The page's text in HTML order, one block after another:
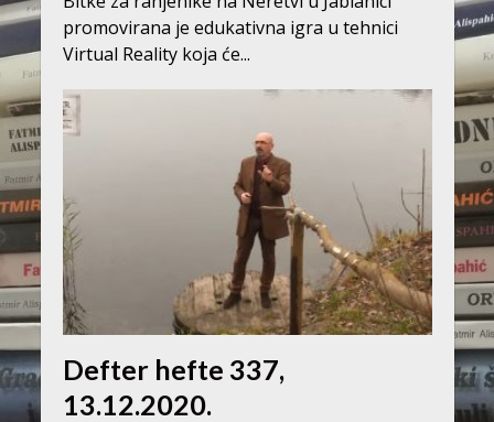
promovirana je edukativna igra u tehnici
Virtual Reality koja će...
Defter hefte 337,
13.12.2020.